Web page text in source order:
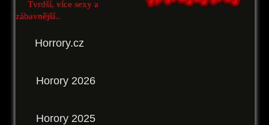
Tvrdší, více sexy a
zábavnější..
Horrory.cz
Horory 2026
Horory 2025